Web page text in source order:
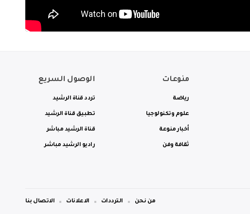
منوعات
رياضة
علوم وتكنولوجيا
أخبار منوعة
ثقافة وفن
الوصول السريع
تردد قناة الرشيد
تطبيق قناة الرشيد
قناة الرشيد مباشر
راديو الرشيد مباشر
من نحن الترددات الاعلانات الاتصال بنا